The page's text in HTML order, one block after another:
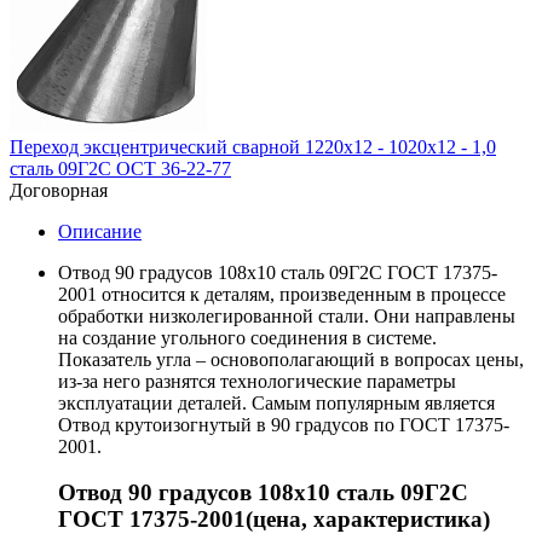
Переход эксцентрический сварной 1220х12 - 1020х12 - 1,0
сталь 09Г2С ОСТ 36-22-77
Договорная
Описание
Отвод 90 градусов 108х10 сталь 09Г2С ГОСТ 17375-
2001 относится к деталям, произведенным в процессе
обработки низколегированной стали. Они направлены
на создание угольного соединения в системе.
Показатель угла – основополагающий в вопросах цены,
из-за него разнятся технологические параметры
эксплуатации деталей. Самым популярным является
Отвод крутоизогнутый в 90 градусов по ГОСТ 17375-
2001.
Отвод 90 градусов 108х10 сталь 09Г2С
ГОСТ 17375-2001(цена, характеристика)